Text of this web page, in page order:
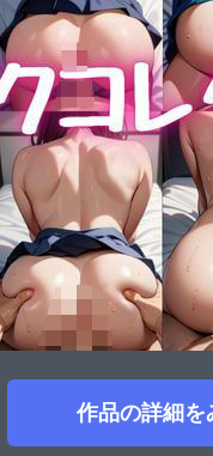
作品の詳細を